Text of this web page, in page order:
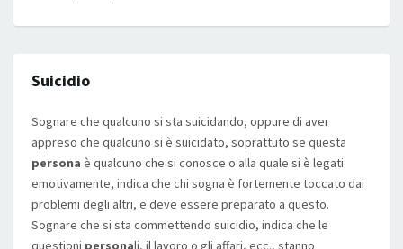
Suicidio
Sognare che qualcuno si sta suicidando, oppure di aver
appreso che qualcuno si è suicidato, soprattuto se questa
persona è qualcuno che si conosce o alla quale si è legati
emotivamente, indica che chi sogna è fortemente toccato dai
problemi degli altri, e deve essere preparato a questo.
Sognare che si sta commettendo suicidio, indica che le
questioni personali, il lavoro o gli affari, ecc., stanno